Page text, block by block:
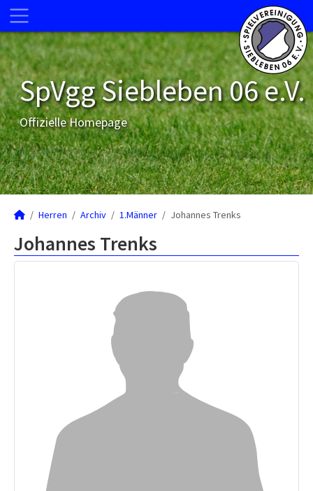
SpVgg Siebleben 06 e.V.
Offizielle Homepage
Herren Archiv 1.Männer Johannes Trenks
Johannes Trenks